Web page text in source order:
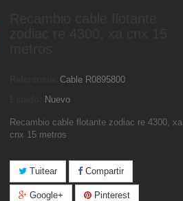
Cable R0895800
Nuevo
Recambio cable flotante zodiac re 4300, xa
cnx 15 metros
Tuitear Compartir
Google+ Pinterest